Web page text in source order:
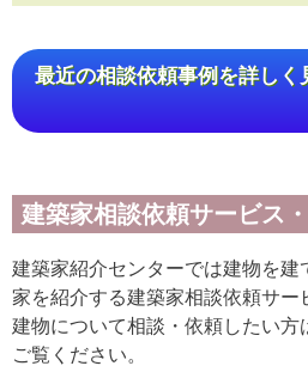
最近の相談依頼事例を詳しく
建築家相談依頼サービス
建築家紹介センターでは建物を
家を紹介する建築家相談依頼サー
建物について相談・依頼したい
ご覧ください。